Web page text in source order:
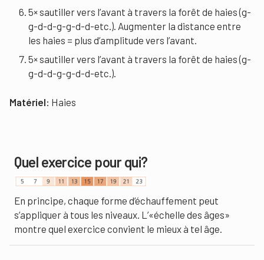
5× sautiller vers l’avant à travers la forêt de haies (g-
g-d-d-g-g-d-d-etc.). Augmenter la distance entre
les haies = plus d’amplitude vers l’avant.
5× sautiller vers l’avant à travers la forêt de haies (g-
g-d-d-g-g-d-d-etc.).
Matériel: Haies
Quel exercice pour qui?
En principe, chaque forme d’échauffement peut
s’appliquer à tous les niveaux. L’«échelle des âges»
montre quel exercice convient le mieux à tel âge.